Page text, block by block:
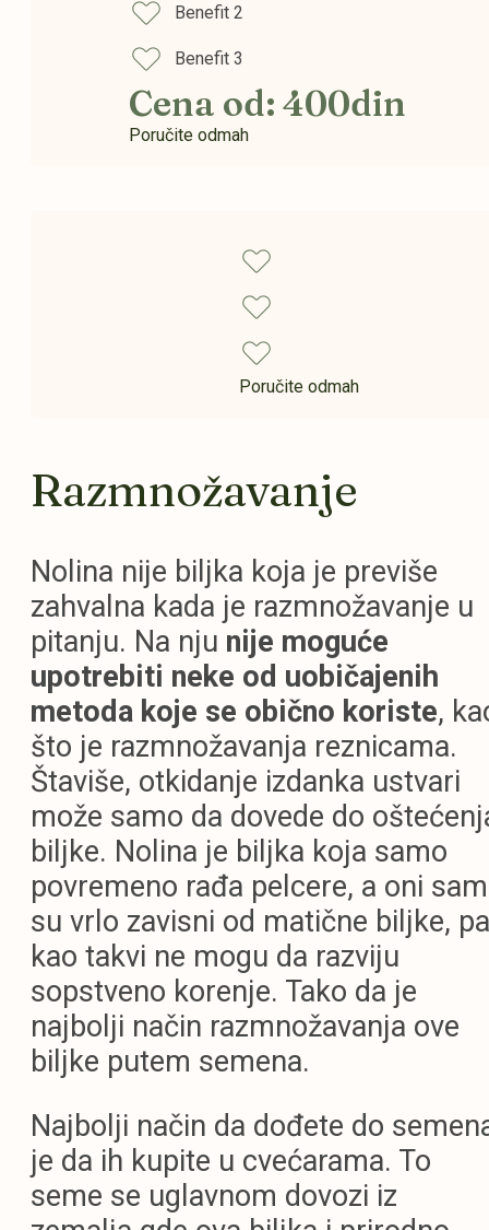
Benefit 2
Benefit 3
Cena od: 400din
Poručite odmah
Poručite odmah
Razmnožavanje
Nolina nije biljka koja je previše
zahvalna kada je razmnožavanje u
pitanju. Na nju nije moguće
upotrebiti neke od uobičajenih
metoda koje se obično koriste,
što je razmnožavanja reznicama.
Štaviše, otkidanje izdanka ustvari
može samo da dovede do
biljke. Nolina je biljka koja samo
povremeno rađa pelcere, a oni
su vrlo zavisni od matične biljke, pa
kao takvi ne mogu da razviju
sopstveno korenje. Tako da je
najbolji način razmnožavanja ove
biljke putem semena.
Najbolji način da dođete do
je da ih kupite u cvećarama. To
seme se uglavnom dovozi iz